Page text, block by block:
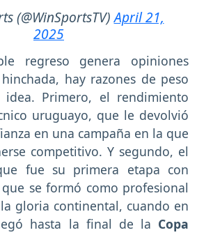
(@WinSportsTV)April 21,
2025
regreso genera opiniones
hay razones de peso
Primero, el rendimiento
uruguayo, que le devolvió
en una campaña en la que
competitivo. Y segundo, el
fue su primera etapa con
se formó como profesional
gloria continental, cuando en
hasta la final de la Copa